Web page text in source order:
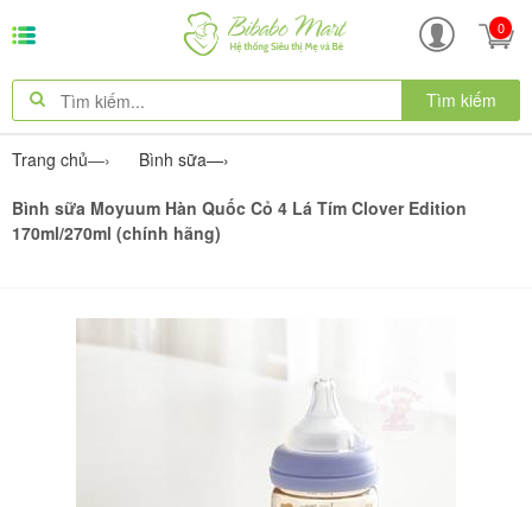
0
Tìm kiếm
Trang chủ—› Bình sữa—›
Bình sữa Moyuum Hàn Quốc Cỏ 4 Lá Tím Clover Edition
170ml/270ml (chính hãng)